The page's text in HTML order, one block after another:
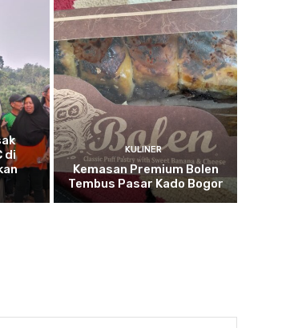
di
KULINER
Kemasan Premium Bolen
Tembus Pasar Kado Bogor